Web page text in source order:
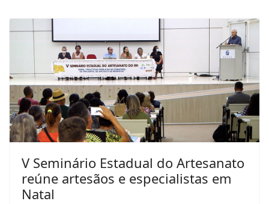
V Seminário Estadual do Artesanato
reúne artesãos e especialistas em
Natal